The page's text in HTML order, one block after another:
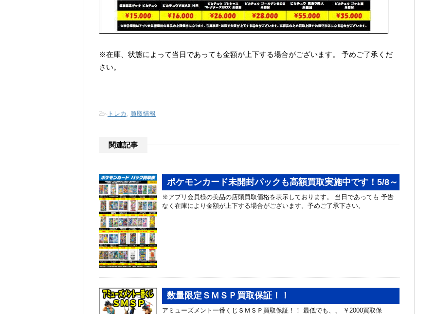
※在庫、状態によって当日であっても金額が上下する場合がございます。 予めご了承くだ
さい。
- トレカ , 買取情報
関連記事
ポケモンカード未開封パックも高額買取実施中です！5/8～
※アプリ会員様の美品の店頭買取価格を表示しております。 当日であっても 予告
なく在庫により金額が上下する場合がございます。予めご了承下さい。
数量限定ＳＭＳＰ買取保証！！
アミューズメント一番くじＳＭＳＰ買取保証！！ 最低でも、、 ￥2000買取保